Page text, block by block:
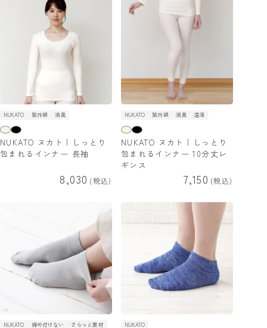
NUKATO 紫外線 消臭
NUKATO ヌカト | しっとり
包まれるインナー 長袖
8,030 税込
NUKATO 紫外線 消臭 温活
NUKATO ヌカト | しっとり
包まれるインナー 10分丈レ
ギンス
7,150 税込
NUKATO 締め付けない
さらっと素材
NUKATO